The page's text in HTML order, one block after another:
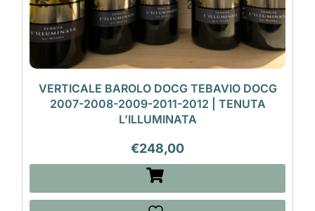
VERTICALE BAROLO DOCG TEBAVIO DOCG
2007-2008-2009-2011-2012 | TENUTA
L’ILLUMINATA
€248,00